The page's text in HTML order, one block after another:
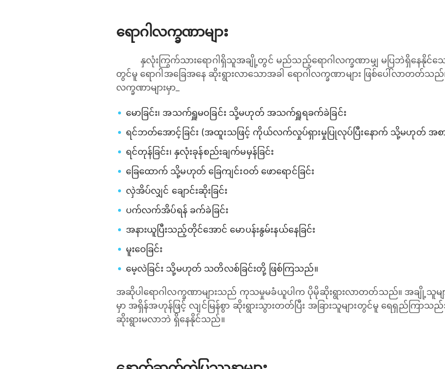
ရောဂါလက္ခဏာများ
နှလုံးကြွက်သားရောဂါရှိသူအချို့တွင် မည်သည့်ရောဂါလက္ခဏာမျှ မပြဘဲရှိနေနိုင်သေ
တွင်မူ ရောဂါအခြေအနေ ဆိုးရွားလာသောအခါ ရောဂါလက္ခဏာများ ဖြစ်ပေါ်လာတတ်သည်။
လက္ခဏာများမှာ_
မောခြင်း၊ အသက်ရှူမဝခြင်း သို့မဟုတ် အသက်ရှူရခက်ခဲခြင်း
ရင်ဘတ်အောင့်ခြင်း (အထူးသဖြင့် ကိုယ်လက်လှုပ်ရှားမှုပြုလုပ်ပြီးနောက် သို့မဟုတ် အစာမျာ
ရင်တုန်ခြင်း၊ နှလုံးခုန်စည်းချက်မမှန်ခြင်း
ခြေထောက် သို့မဟုတ် ခြေကျင်းဝတ် ဖောရောင်ခြင်း
လှဲအိပ်လျှင် ချောင်းဆိုးခြင်း
ပက်လက်အိပ်ရန် ခက်ခဲခြင်း
အနားယူပြီးသည့်တိုင်အောင် မောပန်းနွမ်းနယ်နေခြင်း
မူးဝေခြင်း
မေ့လဲခြင်း သို့မဟုတ် သတိလစ်ခြင်းတို့ ဖြစ်ကြသည်။
အဆိုပါရောဂါလက္ခဏာများသည် ကုသမှုမခံယူပါက ပိုမိုဆိုးရွားလာတတ်သည်။ အချို့သူမျာ
မှာ အရှိန်အဟုန်ဖြင့် လျင်မြန်စွာ ဆိုးရွားသွားတတ်ပြီး အခြားသူများတွင်မူ ရေရှည်ကြာ
ဆိုးရွားမလာဘဲ ရှိနေနိုင်သည်။